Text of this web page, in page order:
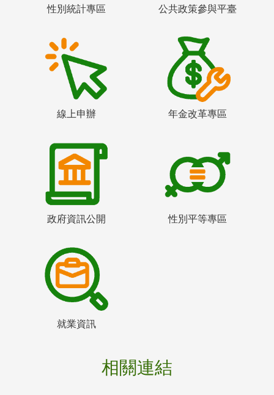
性別統計專區 公共政策參與平臺
線上申辦 年金改革專區
政府資訊公開 性別平等專區
就業資訊
相關連結